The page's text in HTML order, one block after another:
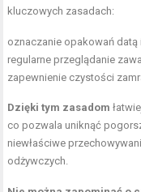
kluczowych zasadach:
oznaczanie opakowań datą
regularne przeglądanie
zapewnienie czystości
Dzięki tym zasadom
co pozwala uniknąć
niewłaściwe
odżywczych.